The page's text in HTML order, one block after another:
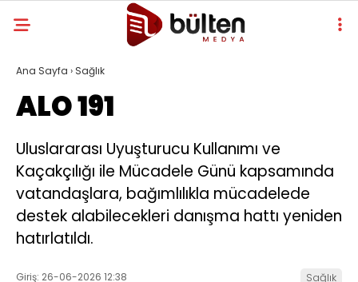
Ana Sayfa › Sağlık
ALO 191
Uluslararası Uyuşturucu Kullanımı ve
Kaçakçılığı ile Mücadele Günü kapsamında
vatandaşlara, bağımlılıkla mücadelede
destek alabilecekleri danışma hattı yeniden
hatırlatıldı.
Giriş: 26-06-2026 12:38
Sağlık